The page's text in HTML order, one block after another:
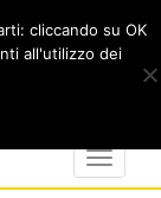
Toggle
cliccando su OK
all'utilizzo dei